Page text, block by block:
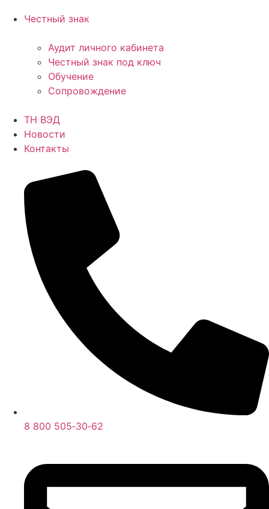
Честный знак
Аудит личного кабинета
Честный знак под ключ
Обучение
Сопровождение
ТН ВЭД
Новости
Контакты
8 800 505‑30‑62